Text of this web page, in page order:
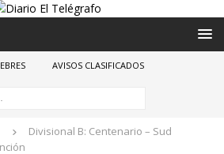
AVISOS CLASIFICADOS
Divisional B: Centenario – Sud